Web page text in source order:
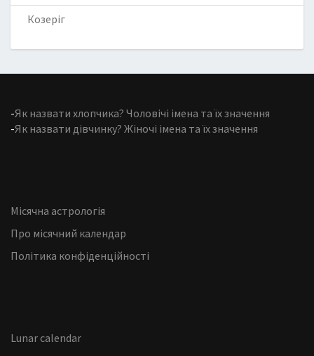
Козеріг
-Як назвати хлопчика? Чоловічі імена та їх значення
-Як назвати дівчинку? Жіночі імена та їх значення
Місячна астрологія
Про місячний календар
Політика конфіденційності
Lunar calendar